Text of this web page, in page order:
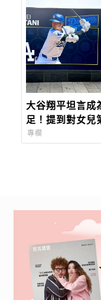
大谷翔平坦言成
足！提到對女兒
「比我想像中大
專欄